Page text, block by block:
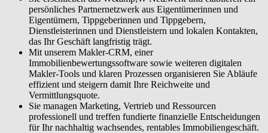
persönliches Partnernetzwerk aus Eigentümerinnen und
Eigentümern, Tippgeberinnen und Tippgebern,
Dienstleisterinnen und Dienstleistern und lokalen Kontakten,
das Ihr Geschäft langfristig trägt.
Mit unserem Makler-CRM, einer
Immobilienbewertungssoftware sowie weiteren digitalen
Makler-Tools und klaren Prozessen organisieren Sie Abläufe
effizient und steigern damit Ihre Reichweite und
Vermittlungsquote.
Sie managen Marketing, Vertrieb und Ressourcen
professionell und treffen fundierte finanzielle Entscheidungen
für Ihr nachhaltig wachsendes, rentables Immobiliengeschäft.